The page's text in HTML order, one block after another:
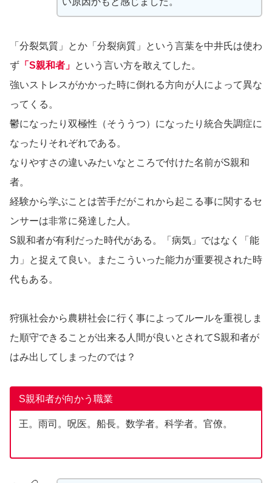
「分裂気質」とか「分裂病質」という言葉を中井氏は使わ
ず 「S親和者」 という言い方を敢えてした。
強いストレスがかかった時に倒れる方向が人によって異な
ってくる。
鬱になったり双極性（そううつ）になったり統合失調症に
なったりそれぞれである。
なりやすさの違いみたいなところで付けた名前がS親和
者。
経験から学ぶことは苦手だがこれから起こる事に関するセ
ンサーは非常に発達した人。
S親和者が有利だった時代がある。「病気」ではなく「能
力」と捉えて良い。またこういった能力が重要視された時
代もある。
狩猟社会から農耕社会に行く事によってルールを重視しま
た順守できることが出来る人間が良いとされてS親和者が
はみ出してしまったのでは？
S親和者が向かう職業
王。雨司。呪医。船長。数学者。科学者。官僚。